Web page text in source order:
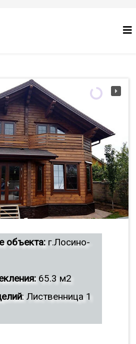
объекта: г.Лосино-
65.3 м2
: Лиственница 1